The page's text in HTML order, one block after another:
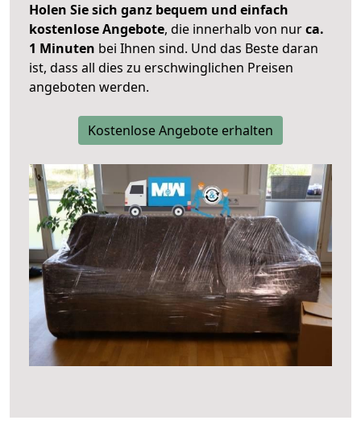
Holen Sie sich ganz bequem und einfach
kostenlose Angebote, die innerhalb von nurca.
1 Minuten bei Ihnen sind. Und das Beste daran
ist, dass all dies zu erschwinglichen Preisen
angeboten werden.
Kostenlose Angebote erhalten